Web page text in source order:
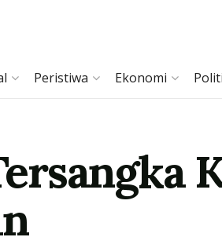
Peristiwa Ekonomi